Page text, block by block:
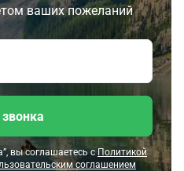
ваших пожеланий
вы соглашаетесь с Политикой
соглашением